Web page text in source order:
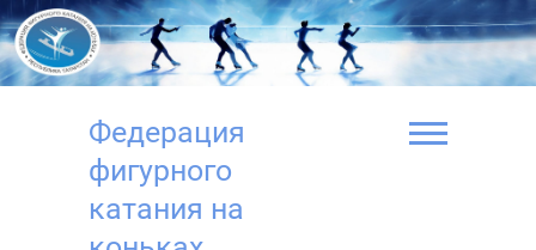
Перейти
к
содержимому
Федерация
фигурного
катания на